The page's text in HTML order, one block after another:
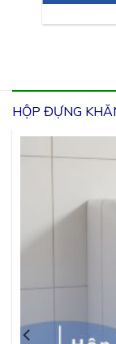
HỘP ĐỰNG